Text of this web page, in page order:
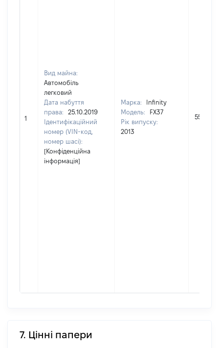
1
Вид майна:
Автомобіль
легковий
Дата набуття
права:
25.10.2019
Ідентифікаційний
номер (VIN-код,
номер шасі):
[Конфіденційна
інформація]
Марка:
Infinity
Модель:
FX37
Рік випуску:
2013
550000
7. Цінні папери